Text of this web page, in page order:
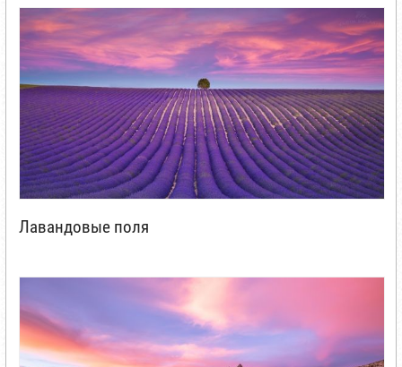
Лавандовые поля